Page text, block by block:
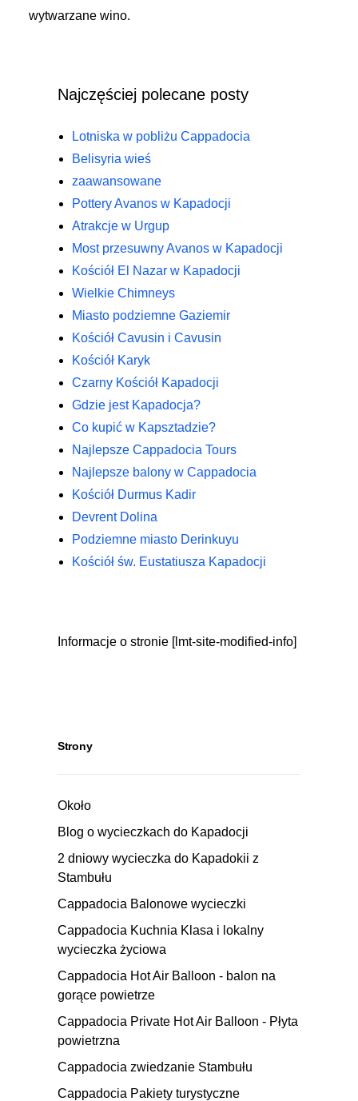
wytwarzane wino.
Najczęściej polecane posty
Lotniska w pobliżu Cappadocia
Belisyria wieś
zaawansowane
Pottery Avanos w Kapadocji
Atrakcje w Urgup
Most przesuwny Avanos w Kapadocji
Kościół El Nazar w Kapadocji
Wielkie Chimneys
Miasto podziemne Gaziemir
Kościół Cavusin i Cavusin
Kościół Karyk
Czarny Kościół Kapadocji
Gdzie jest Kapadocja?
Co kupić w Kapsztadzie?
Najlepsze Cappadocia Tours
Najlepsze balony w Cappadocia
Kościół Durmus Kadir
Devrent Dolina
Podziemne miasto Derinkuyu
Kościół św. Eustatiusza Kapadocji
Informacje o stronie [lmt-site-modified-info]
Strony
Około
Blog o wycieczkach do Kapadocji
2 dniowy wycieczka do Kapadokii z
Stambułu
Cappadocia Balonowe wycieczki
Cappadocia Kuchnia Klasa i lokalny
wycieczka życiowa
Cappadocia Hot Air Balloon - balon na
gorące powietrze
Cappadocia Private Hot Air Balloon - Płyta
powietrzna
Cappadocia zwiedzanie Stambułu
Cappadocia Pakiety turystyczne